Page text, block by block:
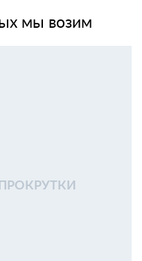
мы возим